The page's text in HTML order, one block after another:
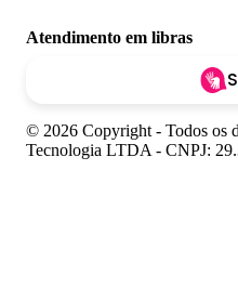
Atendimento em libras
© 2026 Copyright - Todos os
Tecnologia LTDA - CNPJ: